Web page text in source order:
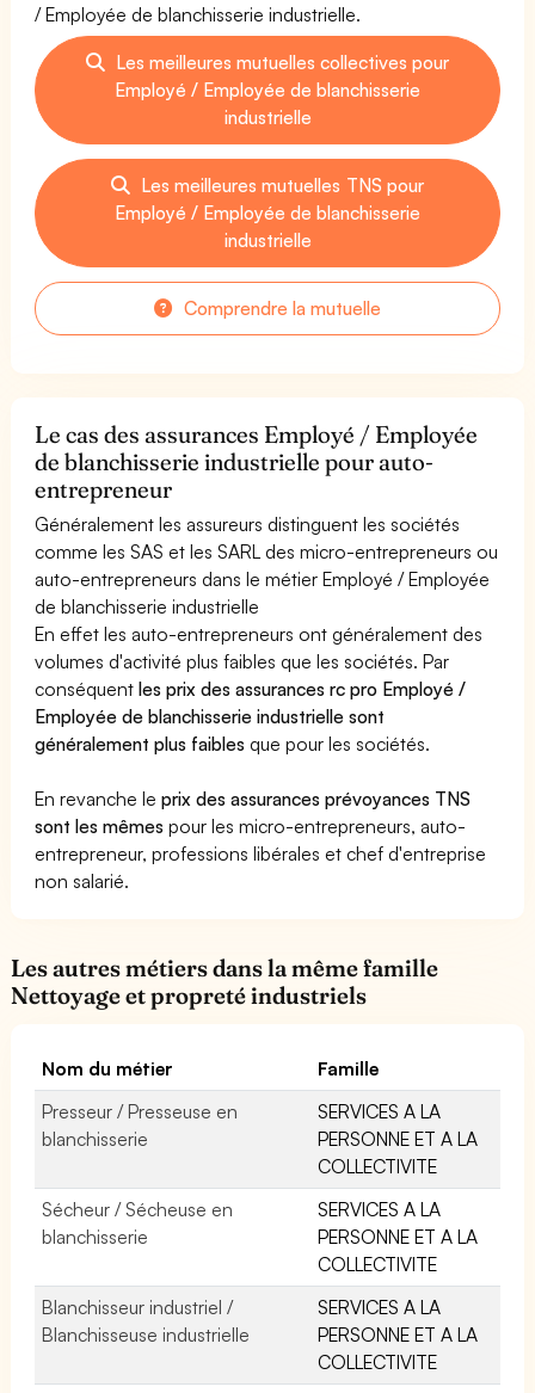
/ Employée de blanchisserie industrielle.
Les meilleures mutuelles collectives pour
Employé / Employée de blanchisserie
industrielle
Les meilleures mutuelles TNS pour
Employé / Employée de blanchisserie
industrielle
Comprendre la mutuelle
Le cas des assurances Employé / Employée
de blanchisserie industrielle pour auto-
entrepreneur
Généralement les assureurs distinguent les sociétés
comme les SAS et les SARL des micro-entrepreneurs ou
auto-entrepreneurs dans le métier Employé / Employée
de blanchisserie industrielle
En effet les auto-entrepreneurs ont généralement des
volumes d'activité plus faibles que les sociétés. Par
conséquentles prix des assurances rc pro Employé /
Employée de blanchisserie industrielle sont
généralement plus faibles que pour les sociétés.
En revanche leprix des assurances prévoyances TNS
sont les mêmes pour les micro-entrepreneurs, auto-
entrepreneur, professions libérales et chef d'entreprise
non salarié.
Les autres métiers dans la même famille
Nettoyage et propreté industriels
Nom du métier
Famille
Presseur / Presseuse en
blanchisserie
SERVICES A LA
PERSONNE ET A LA
COLLECTIVITE
Sécheur / Sécheuse en
blanchisserie
SERVICES A LA
PERSONNE ET A LA
COLLECTIVITE
Blanchisseur industriel /
Blanchisseuse industrielle
SERVICES A LA
PERSONNE ET A LA
COLLECTIVITE